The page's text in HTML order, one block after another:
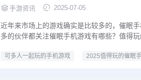
手游资讯 2025-07-05
近年来市场上的游戏确实是比较多的，催眠
多的伙伴都关注催眠手机游戏有哪些？值得玩
可多人一起玩的手机游戏 2025值得玩的催眠